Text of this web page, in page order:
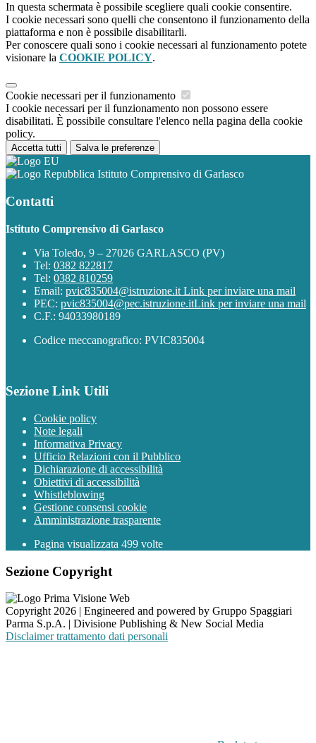
In questa schermata è possibile scegliere quali cookie consentire.
I cookie necessari sono quelli che consentono il funzionamento della
piattaforma e non è possibile disabilitarli.
Per conoscere quali sono i cookie necessari al funzionamento potete
visionare la COOKIE POLICY.
Cookie necessari per il funzionamento
I cookie necessari per il funzionamento non possono essere
disabilitati. È possibile consultare l'elenco nella pagina della cookie
policy.
Accetta tutti Salva le preferenze
Istituto Comprensivo di Garlasco
Contatti
Istituto Comprensivo di Garlasco
Via Toledo, 9 – 27026 GARLASCO (PV)
Tel: 0382 822817
Tel: 0382 810259
Email: pvic835004@istruzione.it Link per inviare una mail
PEC: pvic835004@pec.istruzione.itLink per inviare una mail
C.F.: 94033980189
Codice meccanografico: PVIC835004
Sezione Link Utili
Cookie policy
Note legali
Informativa Privacy
Ufficio Relazioni con il Pubblico
Dichiarazione di accessibilità
Obiettivi di accessibilità
Whistleblowing
Gestione consensi cookie
Amministrazione trasparente
Pagina visualizzata 499 volte
Sezione Copyright
Copyright 2026 | Engineered and powered by Gruppo Spaggiari
Parma S.p.A. | Divisione Publishing & New Social Media
Disclaimer trattamento dati personali